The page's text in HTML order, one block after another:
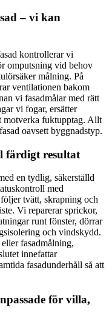
– vi kan
kontrollerar vi
omputsning vid behov
målning. På
ventilationen bakom
vi fasadmålar med rätt
vi fogar, ersätter
motverka fuktupptag. Allt
oavsett byggnadstyp.
färdigt resultat
en tydlig, säkerställd
med
tvätt, skrapning och
Vi reparerar sprickor,
runt fönster, dörrar
och vindskydd.
fasadmålning,
innefattar
fasadunderhåll så att
för villa,